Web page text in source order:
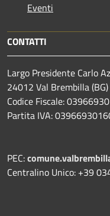
Eventi
CONTATTI
Largo Presidente Carlo
24012 Val Brembilla (BG)
Codice Fiscale:
Partita IVA:
PEC:
Centralino Unico: +39